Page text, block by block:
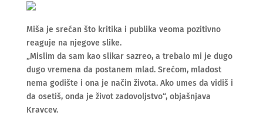
Miša je srećan što kritika i publika veoma pozitivno
reaguje na njegove slike.
„Mislim da sam kao slikar sazreo, a trebalo mi je dugo
dugo vremena da postanem mlad. Srećom, mladost
nema godište i ona je način života. Ako umes da vidiš i
da osetiš, onda je život zadovoljstvo“, objašnjava
Kravcev.